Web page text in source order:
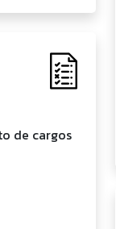
de cargos